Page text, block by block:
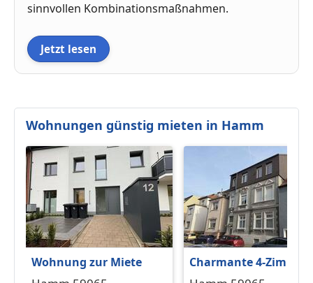
sinnvollen Kombinationsmaßnahmen.
Jetzt lesen
Wohnungen günstig mieten in Hamm
Wohnung zur Miete
Charmante 4-Zimmer-
Wohnung mit